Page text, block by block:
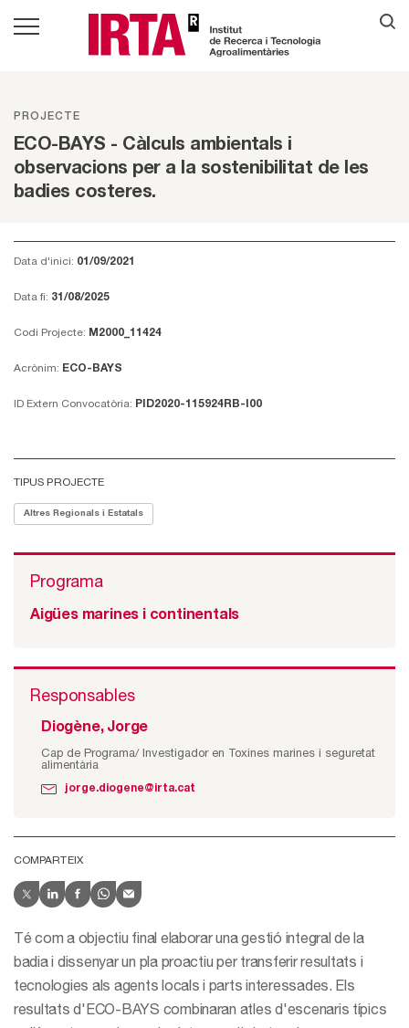
PROJECTE
ECO-BAYS - Càlculs ambientals i
observacions per a la sostenibilitat de les
badies costeres.
Data d'inici: 01/09/2021
Data fi: 31/08/2025
Codi Projecte: M2000_11424
Acrònim: ECO-BAYS
ID Extern Convocatòria: PID2020-115924RB-I00
TIPUS PROJECTE
Altres Regionals i Estatals
Programa
Aigües marines i continentals
Responsables
Diogène, Jorge
Cap de Programa/ Investigador en Toxines marines i seguretat
alimentària
jorge.diogene@irta.cat
COMPARTEIX
Té com a objectiu final elaborar una gestió integral de la
badia i dissenyar un pla proactiu per transferir resultats i
tecnologies als agents locals i parts interessades. Els
resultats d'ECO-BAYS combinaran atles d'escenaris típics